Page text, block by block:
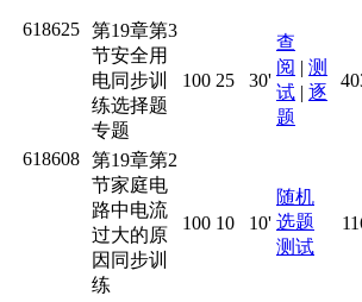
618625 第19章第3
节安全用
电同步训
练选择题
专题
100 25 30'
查
阅 | 测
试 | 逐
题
618608 第19章第2
节家庭电
路中电流
过大的原
因同步训
练
100 10 10'
随机
选题
测试